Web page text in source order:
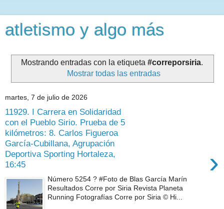
atletismo y algo más
Mostrando entradas con la etiqueta #correporsiria.
Mostrar todas las entradas
martes, 7 de julio de 2026
11929. I Carrera en Solidaridad
con el Pueblo Sirio. Prueba de 5
kilómetros: 8. Carlos Figueroa
García-Cubillana, Agrupación
Deportiva Sporting Hortaleza,
16:45
›
Número 5254 ? #Foto de Blas García Marín
Resultados Corre por Siria Revista Planeta
Running Fotografías Corre por Siria © Hi...